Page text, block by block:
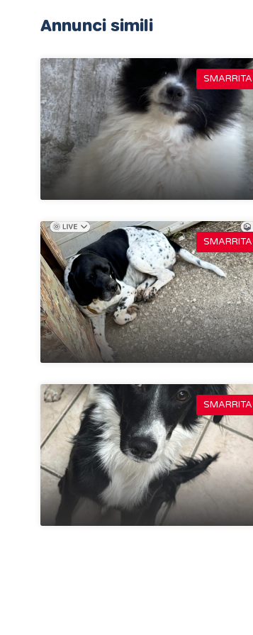
Annunci simili
SMARRITA
SMARRITA
SMARRITA